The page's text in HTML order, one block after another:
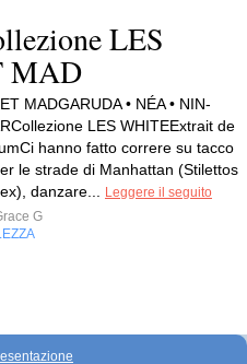
LES
MAD
MADGARUDA • NÉA • NIN-
LES WHITEExtrait de
hanno fatto correre su tacco
le strade di Manhattan (Stilettos
danzare...
Leggere il seguito
G